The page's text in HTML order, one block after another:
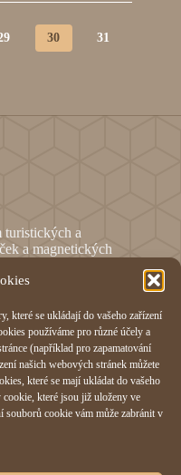
které se ukládají do vašeho zařízení
používáme pro různé účely a
(například pro zapamatování
našich webových stránek můžete
které se mají ukládat do vašeho
které jsou již uloženy ve
souborů cookie vám může zabránit v
30 31
turistických a
a magnetických